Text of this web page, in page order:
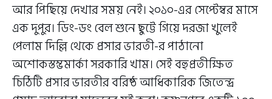
আর পিছিয়ে দেখার সময় নেই। ২০১০-এর সেপ্টেম্বর মাসে
এক দুপুর। ডিং-ডং বেল শুনে ছুট্টে গিয়ে দরজা খুলেই
পেলাম দিল্লি থেকে প্রসার ভারতী-র পাঠানো
অশোকস্তম্ভমার্কা সরকারি খাম। সেই বহুপ্রতীক্ষিত
চিঠিটি প্রসার ভারতীর বরিষ্ঠ আধিকারিক জিতেন্দ্র